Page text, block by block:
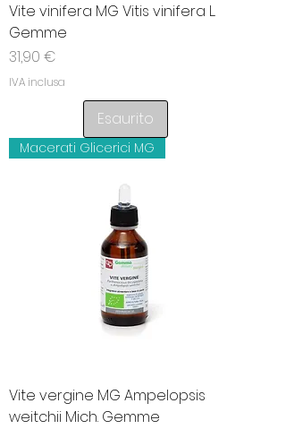
Vite vinifera MG Vitis vinifera L.
Gemme
Prezzo
31,90 €
IVA inclusa
Esaurito
Macerati Glicerici MG
Vite vergine MG Ampelopsis
weitchii Mich. Gemme